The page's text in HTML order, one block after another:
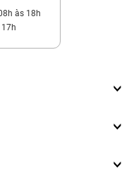
às 18h